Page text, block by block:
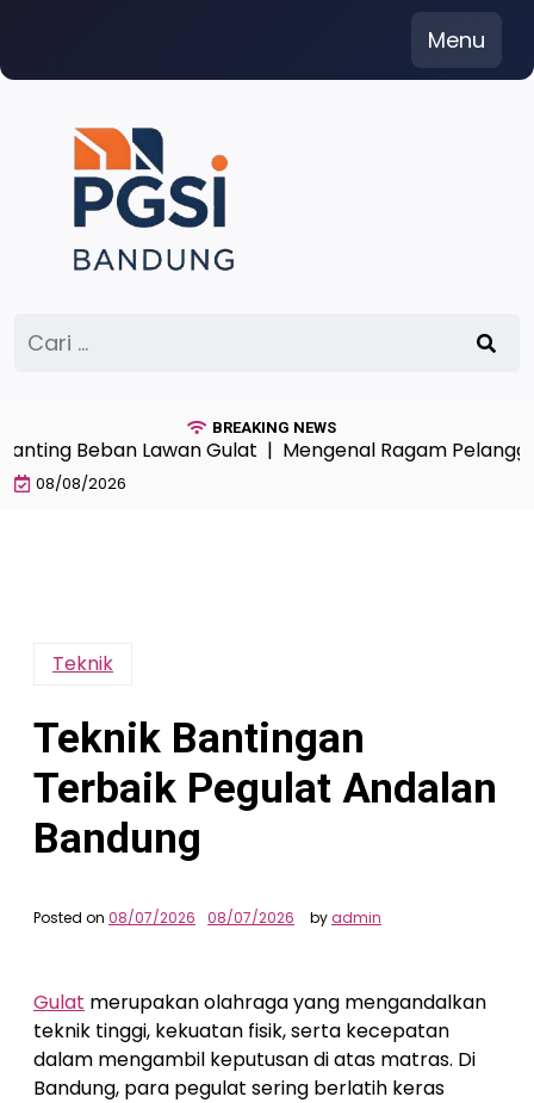
content
Menu
untuk:
BREAKING NEWS
Beban Lawan Gulat |Mengenal Ragam
08/08/2026
Teknik
Teknik Bantingan
Terbaik Pegulat Andalan
Bandung
Posted on 08/07/2026 08/07/2026 byadmin
Gulat merupakan olahraga yang mengandalkan
teknik tinggi, kekuatan fisik, serta kecepatan
dalam mengambil keputusan di atas matras. Di
Bandung, para pegulat sering berlatih keras